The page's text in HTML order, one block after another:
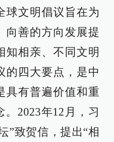
球文明倡议旨在为
向善的方向发展提
知相亲、不同文明
的四大要点，是中
具有普遍价值和重
2023年12月，习
”致贺信，提出“相